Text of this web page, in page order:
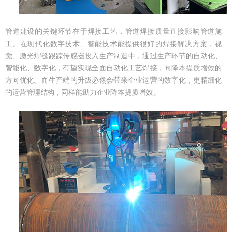
管道建设的关键环节在于焊接工艺，管道焊接质量直接影响管道施
工。在现代化数字技术、智能技术能提供很好的焊接解决方案，视
觉、激光焊缝跟踪传感器投入生产制造中，通过生产环节的自动化、
智能化、数字化，有望实现全面自动化工艺焊接，向降本提质增效的
方向优化。而生产端的升级必然会带来企业运营的数字化，更精细化
的运营管理结构，同样能助力企业降本提质增效。